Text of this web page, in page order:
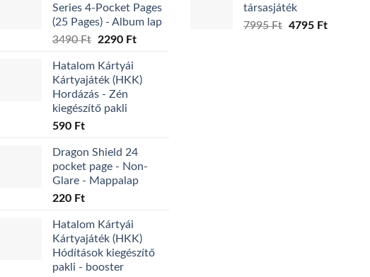
Series 4-Pocket Pages
(25 Pages) - Album lap
3490Ft
Original
was:
3490 Ft.
2290 FtCurrent
2290 Ft.
Hatalom Kártyái
Kártyajáték (HKK)
Hordázás - Zén
kiegészítő pakli
590 Ft
Dragon Shield 24
pocket page - Non-
Glare - Mappalap
220 Ft
Hatalom Kártyái
Kártyajáték (HKK)
Hódítások kiegészítő
pakli - booster
társasjáték
7995Ft Original
4795 FtCurrent